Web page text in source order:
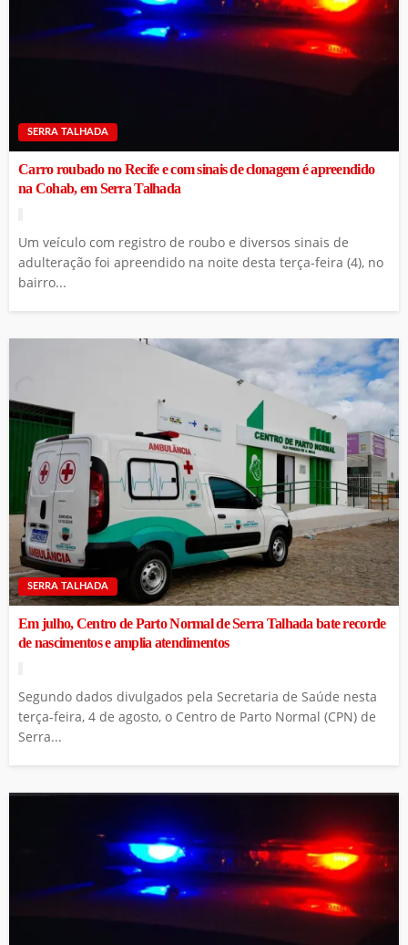
SERRA TALHADA
Carro roubado no Recife e com sinais de clonagem é apreendido
na Cohab, em Serra Talhada
Um veículo com registro de roubo e diversos sinais de
adulteração foi apreendido na noite desta terça-feira (4), no
bairro...
SERRA TALHADA
Em julho, Centro de Parto Normal de Serra Talhada bate recorde
de nascimentos e amplia atendimentos
Segundo dados divulgados pela Secretaria de Saúde nesta
terça-feira, 4 de agosto, o Centro de Parto Normal (CPN) de
Serra...